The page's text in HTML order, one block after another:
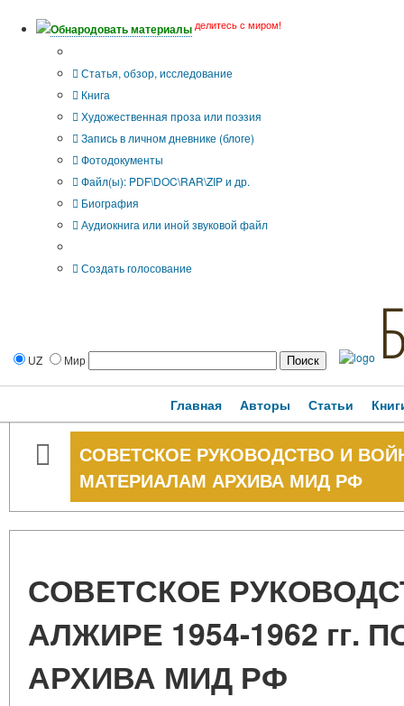
Обнародовать материалы делитесь с миром!
Статья, обзор, исследование
Книга
Художественная проза или поэзия
Запись в личном дневнике (блоге)
Фотодокументы
Файл(ы): PDF\DOC\RAR\ZIP и др.
Биография
Аудиокнига или иной звуковой файл
Создать голосование
UZ Мир
Главная Авторы Статьи
СОВЕТСКОЕ РУКОВОДСТВО И
МАТЕРИАЛАМ АРХИВА МИД РФ
СОВЕТСКОЕ
АЛЖИРЕ 1954-1962 гг.
АРХИВА МИД РФ